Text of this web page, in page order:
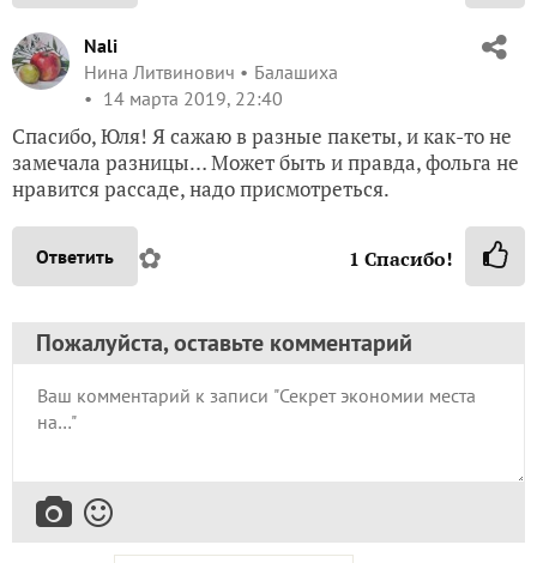
Nali
Нина Литвинович
Балашиха
14 марта 2019, 22:40
Спасибо, Юля! Я сажаю в разные пакеты, и как-то не
замечала разницы… Может быть и правда, фольга не
нравится рассаде, надо присмотреться.
Ответить ✿ 1 Спасибо!
Пожалуйста, оставьте комментарий